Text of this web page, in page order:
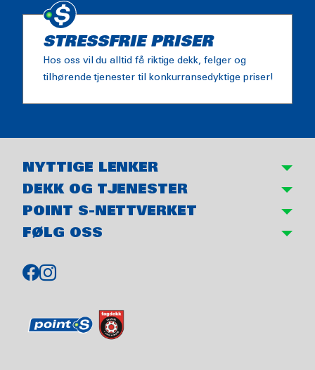
STRESSFRIE PRISER
Hos oss vil du alltid få riktige dekk, felger og
tilhørende tjenester til konkurransedyktige priser!
NYTTIGE LENKER
DEKK OG TJENESTER
POINT S-NETTVERKET
FØLG OSS